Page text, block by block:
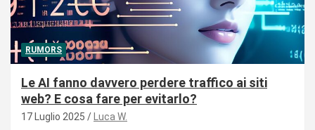
RUMORS
Le AI fanno davvero perdere traffico ai siti
web? E cosa fare per evitarlo?
17 Luglio 2025 Luca W.